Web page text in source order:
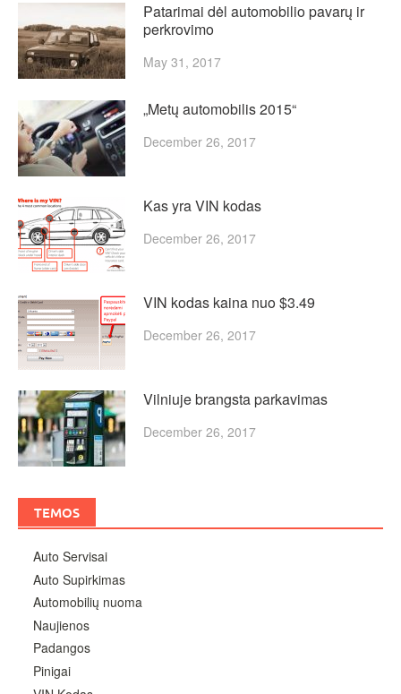
Patarimai dėl automobilio pavarų ir
perkrovimo
May 31, 2017
„Metų automobilis 2015“
December 26, 2017
Kas yra VIN kodas
December 26, 2017
VIN kodas kaina nuo $3.49
December 26, 2017
Vilniuje brangsta parkavimas
December 26, 2017
TEMOS
Auto Servisai
Auto Supirkimas
Automobilių nuoma
Naujienos
Padangos
Pinigai